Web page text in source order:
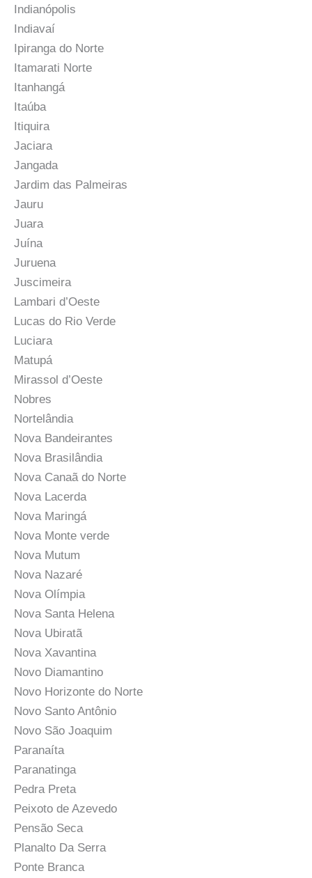
Indianópolis
Indiavaí
Ipiranga do Norte
Itamarati Norte
Itanhangá
Itaúba
Itiquira
Jaciara
Jangada
Jardim das Palmeiras
Jauru
Juara
Juína
Juruena
Juscimeira
Lambari d’Oeste
Lucas do Rio Verde
Luciara
Matupá
Mirassol d’Oeste
Nobres
Nortelândia
Nova Bandeirantes
Nova Brasilândia
Nova Canaã do Norte
Nova Lacerda
Nova Maringá
Nova Monte verde
Nova Mutum
Nova Nazaré
Nova Olímpia
Nova Santa Helena
Nova Ubiratã
Nova Xavantina
Novo Diamantino
Novo Horizonte do Norte
Novo Santo Antônio
Novo São Joaquim
Paranaíta
Paranatinga
Pedra Preta
Peixoto de Azevedo
Pensão Seca
Planalto Da Serra
Ponte Branca